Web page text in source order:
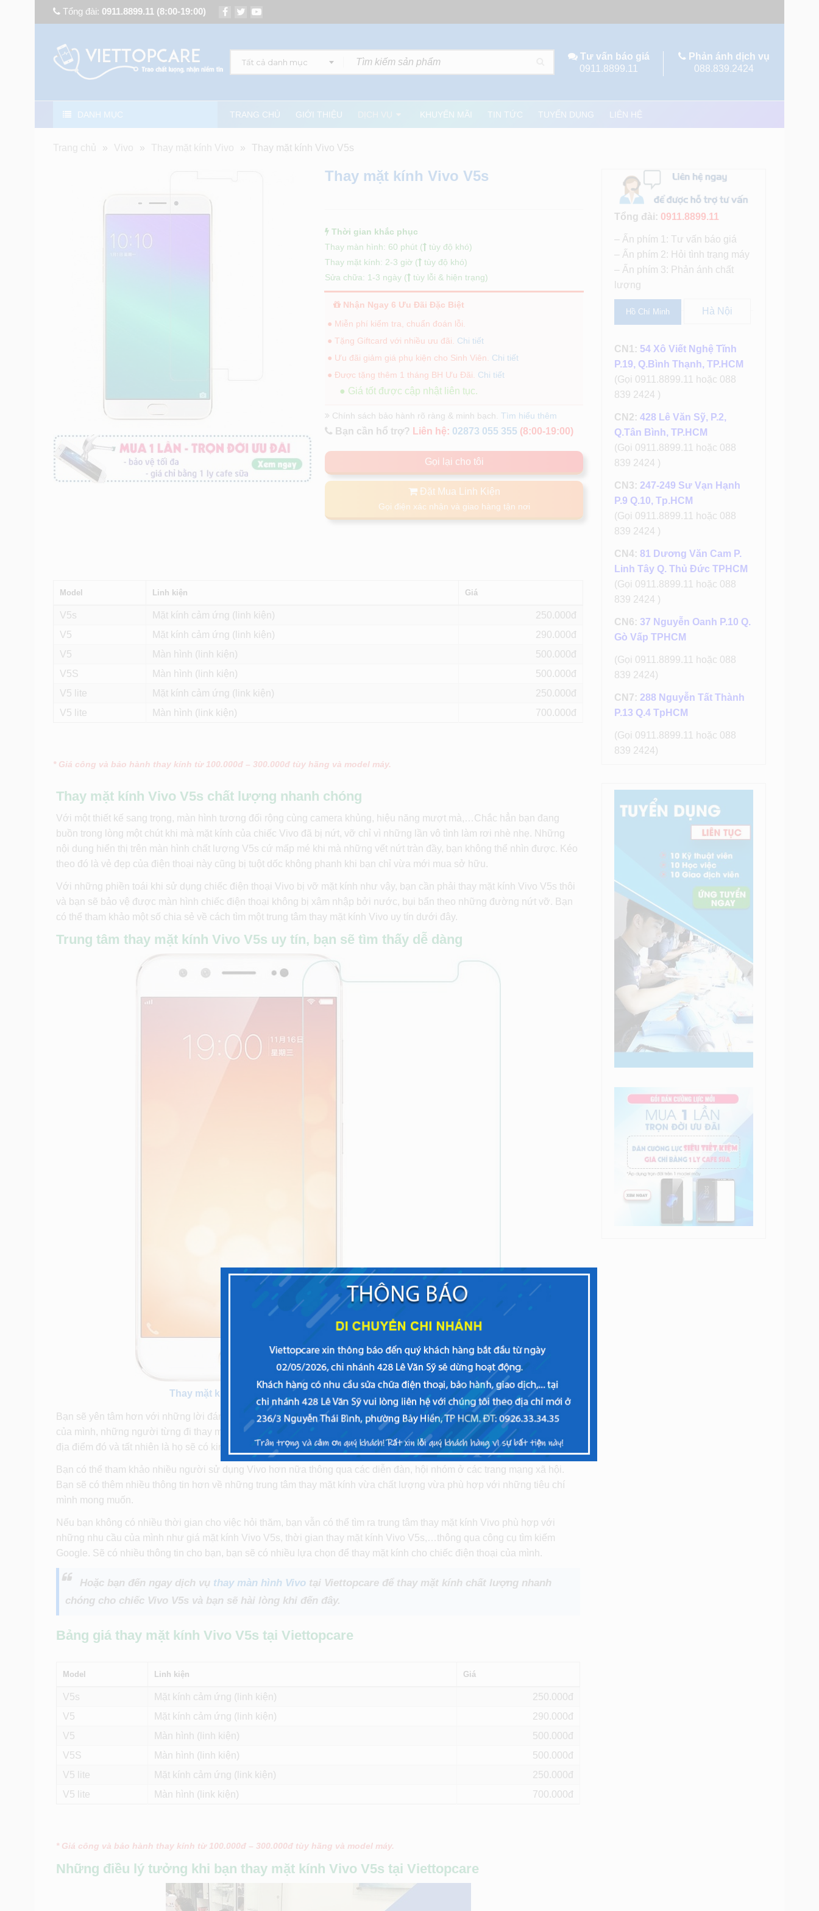
Tổng đài: 0911.8899.11 (8:00-19:00)
Tất cả danh mục
Tư vấn báo giá
0911.8899.11
Phản ánh dịch vụ
088.839.2424
DANH MỤC TRANG CHỦ GIỚI THIỆU DỊCH VỤ KHUYẾN MÃI TIN TỨC TUYỂN DỤNG LIÊN HỆ
Trang chủ » Vivo » Thay mặt kính Vivo » Thay mặt kính Vivo V5s
Thay mặt kính Vivo V5s
Thời gian khắc phục
Thay màn hình: 60 phút (
tùy độ khó)
Thay mặt kính: 2-3 giờ (
tùy độ khó)
Sửa chữa: 1-3 ngày (
tùy lỗi & hiện trạng)
Nhận Ngay 6 Ưu Đãi Đặc Biệt
● Miễn phí kiểm tra, chuẩn đoán lỗi.
● Tặng Giftcard với nhiều ưu đãi. Chi tiết
● Ưu đãi giảm giá phụ kiện cho Sinh Viên. Chi tiết
● Được tặng thêm 1 tháng BH Ưu Đãi. Chi tiết
● Giá tốt được cập nhật liên tục.
Chính sách bảo hành rõ ràng & minh bạch.Tìm hiểu thêm
Bạn cần hổ trợ? Liên hệ: 02873 055 355 (8:00-19:00)
Gọi lại cho tôi
Đặt Mua Linh Kiện
Gọi điện xác nhận và giao hàng tận nơi
Model Linh kiện Giá
V5s Mặt kính cảm ứng (linh kiện)
250
V5
Mặt kính cảm ứng (linh kiện)
290
V5
Màn hình (linh kiện)
500
V5S
Màn hình (linh kiện)
500
V5 lite
Mặt kính cảm ứng (link kiện)
250
V5 lite
Màn hình (link kiện) 700
* Giá công và bảo hành thay kính từ 100.000đ – 300.000đ tùy hãng và model máy.
Thay mặt kính Vivo V5s chất lượng nhanh chóng
Với một thiết kế sang trọng, màn hình tương đối rộng cùng camera khủng, hiệu năng mượt mà,…Chắc hẳn bạn đang
buồn trong lòng một chút khi mà mặt kính của chiếc Vivo đã bị nứt, vỡ chỉ vì những lần vô tình làm rơi nhè nhẹ. Những
nội dung hiển thị trên màn hình chất lượng V5s cứ mấp mé khi mà những vết nứt tràn đầy, bạn không thể nhìn được. Kéo
theo đó là vẻ đẹp của điện thoại này cũng bị tuột dốc không phanh khi bạn chỉ vừa mới mua sở hữu.
Với những phiền toái khi sử dụng chiếc điện thoại Vivo bị vỡ mặt kính như vậy, bạn cần phải thay mặt kính Vivo V5s thôi
và bạn sẽ bảo vệ được màn hình chiếc điện thoại không bị xâm nhập bởi nước, bụi bẩn theo những đường nứt vỡ. Bạn
có thể tham khảo một số chia sẻ về cách tìm một trung tâm thay mặt kính Vivo uy tín dưới đây.
Trung tâm thay mặt kính Vivo V5s uy tín, bạn sẽ tìm thấy dễ dàng
Thay mặt kính Vivo V5s chất lượng nhanh chóng tại Viettopcare
Bạn sẽ yên tâm hơn với những lời đánh giá, nhận xét về nơi thay mặt kính Vivo uy tín, chất lượng từ những người bạn
của mình, những người từng đi thay mặt kính cho chiếc Vivo tương tự bạn. Họ đã trực tiếp, trải nghiệm dịch vụ ở những
địa điểm đó và tất nhiên là họ sẽ có kinh nghiệm hơn bạn, bạn có thể biết được nơi nào phù hợp với mình
Bạn có thể tham khảo nhiều người sử dụng Vivo hơn nữa thông qua các diễn đàn, hội nhóm ở các trang mạng xã hội.
Bạn sẽ có thêm nhiều thông tin hơn về những trung tâm thay mặt kính vừa chất lượng vừa phù hợp với những tiêu chí
mình mong muốn.
Nếu bạn không có nhiều thời gian cho việc hỏi thăm, bạn vẫn có thể tìm ra trung tâm thay mặt kính Vivo phù hợp với
những nhu cầu của mình như giá mặt kính Vivo V5s, thời gian thay mặt kính Vivo V5s,…thông qua công cụ tìm kiếm
Google. Sẽ có nhiều thông tin cho bạn, bạn sẽ có nhiều lựa chọn để thay mặt kính cho chiếc điện thoại của mình.
Hoặc bạn đến ngay dịch vụ thay màn hình Vivo tại Viettopcare để thay mặt kính chất lượng nhanh
chóng cho chiếc Vivo V5s và bạn sẽ hài lòng khi đến đây.
Bảng giá thay mặt kính Vivo V5s tại Viettopcare
Model Linh kiện Giá
V5s Mặt kính cảm ứng (linh kiện)
250
V5
Mặt kính cảm ứng (linh kiện)
290
V5
Màn hình (linh kiện)
500
V5S
Màn hình (linh kiện)
500
V5 lite
Mặt kính cảm ứng (link kiện)
250
V5 lite
Màn hình (link kiện) 700
* Giá công và bảo hành thay kính từ 100.000đ – 300.000đ tùy hãng và model máy.
Những điều lý tưởng khi bạn thay mặt kính Vivo V5s tại Viettopcare
Tổng đài: 0911.8899.11
– Ấn phím 1: Tư vấn báo giá
– Ấn phím 2: Hỏi tình trạng máy
– Ấn phím 3: Phản ánh chất
lượng
Hồ Chí Minh Hà Nội
CN1: 54 Xô Viết Nghệ Tĩnh
P.19, Q.Bình Thạnh, TP.HCM
(Gọi 0911.8899.11 hoặc 088
839 2424 )
CN2: 428 Lê Văn Sỹ, P.2,
Q.Tân Bình, TP.HCM
(Gọi 0911.8899.11 hoặc 088
839 2424 )
CN3: 247-249 Sư Vạn Hạnh
P.9 Q.10, Tp.HCM
(Gọi 0911.8899.11 hoặc 088
839 2424 )
CN4: 81 Dương Văn Cam P.
Linh Tây Q. Thủ Đức TPHCM
(Gọi 0911.8899.11 hoặc 088
839 2424 )
CN6: 37 Nguyễn Oanh P.10 Q.
Gò Vấp TPHCM
(Gọi 0911.8899.11 hoặc 088
839 2424)
CN7: 288 Nguyễn Tất Thành
P.13 Q.4 TpHCM
(Gọi 0911.8899.11 hoặc 088
839 2424)